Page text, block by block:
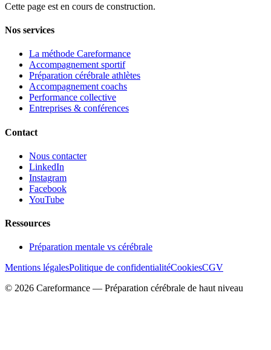
Cette page est en cours de construction.
Nos services
La méthode Careformance
Accompagnement sportif
Préparation cérébrale athlètes
Accompagnement coachs
Performance collective
Entreprises & conférences
Contact
Nous contacter
LinkedIn
Instagram
Facebook
YouTube
Ressources
Préparation mentale vs cérébrale
Mentions légalesPolitique de confidentialitéCookiesCGV
© 2026 Careformance — Préparation cérébrale de haut niveau